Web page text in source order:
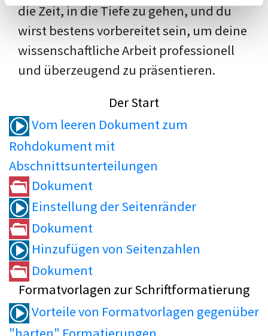
die Zeit, in die Tiefe zu gehen, und du
wirst bestens vorbereitet sein, um deine
wissenschaftliche Arbeit professionell
und überzeugend zu präsentieren.
Der Start
Vom leeren Dokument zum
Rohdokument mit
Abschnittsunterteilungen
Dokument
Einstellung der Seitenränder
Dokument
Hinzufügen von Seitenzahlen
Dokument
Formatvorlagen zur Schriftformatierung
Vorteile von Formatvorlagen gegenüber